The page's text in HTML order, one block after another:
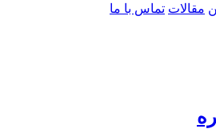
مقالات تماس با ما